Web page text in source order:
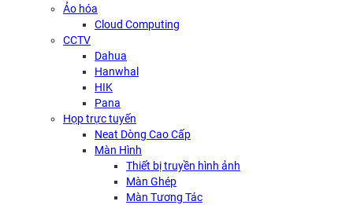
Ảo hóa
Cloud Computing
CCTV
Dahua
Hanwhal
HIK
Pana
Họp trực tuyến
Neat Dòng Cao Cấp
Màn Hình
Thiết bị truyền hình ảnh
Màn Ghép
Màn Tương Tác